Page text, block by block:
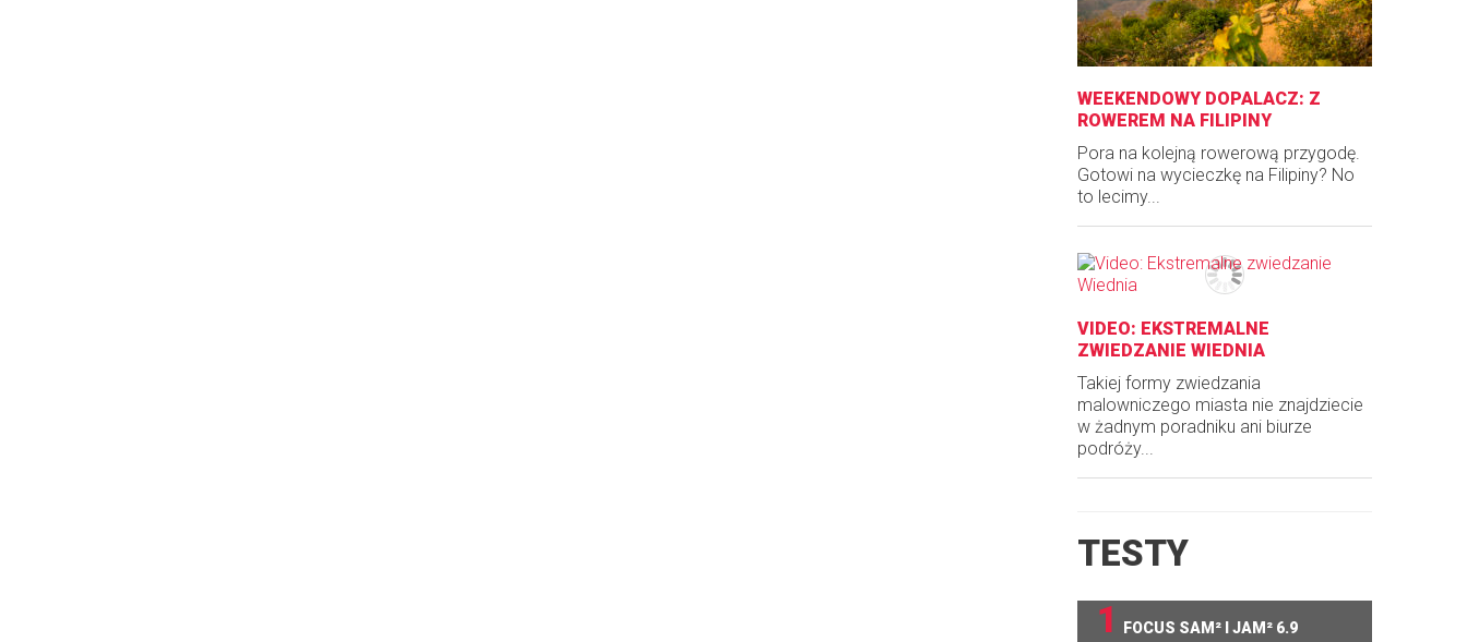
WEEKENDOWY DOPALACZ: Z
ROWEREM NA FILIPINY
Pora na kolejną rowerową przygodę.
Gotowi na wycieczkę na Filipiny? No
to lecimy...
VIDEO: EKSTREMALNE
ZWIEDZANIE WIEDNIA
Takiej formy zwiedzania
malowniczego miasta nie znajdziecie
w żadnym poradniku ani biurze
podróży...
TESTY
1
FOCUS SAM² I JAM² 6.9